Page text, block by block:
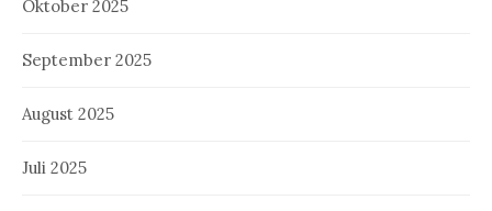
Oktober 2025
September 2025
August 2025
Juli 2025